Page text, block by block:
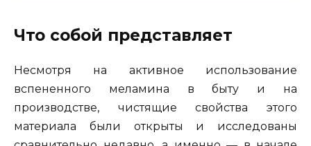
Что собой представляет
Несмотря на активное использование
вспененного меламина в быту и на
производстве, чистящие свойства этого
материала были открыты и исследованы